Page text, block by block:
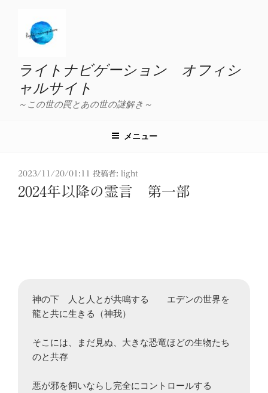
ライトナビゲーション オフィシ
ャルサイト
～この世の罠とあの世の謎解き～
メニュー
投
稿
日:
2023/11/20/01:11 投稿者: light
2024年以降の霊言 第一部
神の下　人と人とが共鳴する　　エデンの世界を
龍と共に生きる（神我）
そこには、まだ見ぬ、大きな恐竜ほどの生物たち
のと共存
悪が邪を飼いならし完全にコントロールする